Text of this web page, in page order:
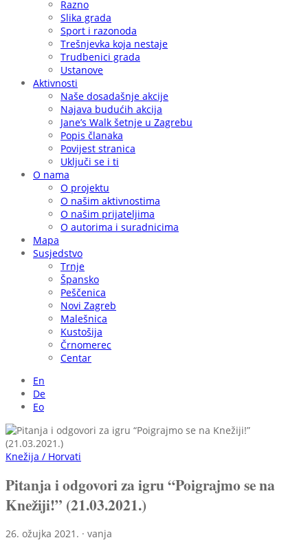
Razno
Slika grada
Sport i razonoda
Trešnjevka koja nestaje
Trudbenici grada
Ustanove
Aktivnosti
Naše dosadašnje akcije
Najava budućih akcija
Jane’s Walk šetnje u Zagrebu
Popis članaka
Povijest stranica
Uključi se i ti
O nama
O projektu
O našim aktivnostima
O našim prijateljima
O autorima i suradnicima
Mapa
Susjedstvo
Trnje
Špansko
Peščenica
Novi Zagreb
Malešnica
Kustošija
Črnomerec
Centar
En
De
Eo
Knežija / Horvati
Pitanja i odgovori za igru “Poigrajmo se na
Knežiji!” (21.03.2021.)
26. ožujka 2021. · vanja